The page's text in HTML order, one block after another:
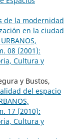
de la modernidad
en la ciudad
08 (2001):
Cultura y
y Bustos,
del espacio
17 (2010):
Cultura y